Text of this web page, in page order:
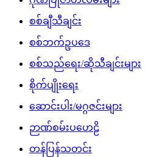
စစ်ချီသီချင်း
စစ်ဘက်ဥပဒေ
စစ်သည်ရေး/ဆိုသီချင်းများ
စိုက်ပျိုးရေး
ဆောင်းပါး/မဂ္ဂဇင်းများ
ဉာဏ်စမ်းပဟေဠိ
တန်ပြန်သတင်း